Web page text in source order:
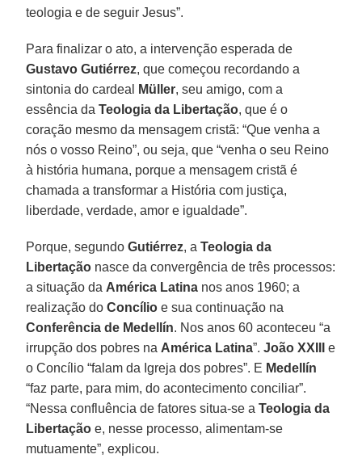
teologia e de seguir Jesus”.
Para finalizar o ato, a intervenção esperada de
Gustavo Gutiérrez, que começou recordando a
sintonia do cardeal
Müller, seu amigo, com a
essência daTeologia da Libertação, que é o
coração mesmo da mensagem cristã: “Que venha a
nós o vosso Reino”, ou seja, que “venha o seu Reino
à história humana, porque a mensagem cristã é
chamada a transformar a História com justiça,
liberdade, verdade, amor e igualdade”.
Porque, segundoGutiérrez, aTeologia da
Libertação nasce da convergência de três processos:
a situação da América Latina nos anos 1960; a
realização doConcílio e sua continuação na
Conferência de Medellín. Nos anos 60 aconteceu “a
irrupção dos pobres na América Latina”.João XXIII
e
o Concílio “falam da Igreja dos pobres”. E Medellín
“faz parte, para mim, do acontecimento conciliar”.
“Nessa confluência de fatores situa-se aTeologia da
Libertação e, nesse processo, alimentam-se
mutuamente”, explicou.